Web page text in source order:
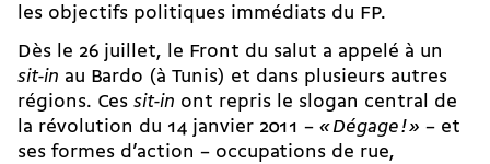
les objectifs politiques immédiats du FP.
Dès le 26 juillet, le Front du salut a appelé à un
sit-in au Bardo (à Tunis) et dans plusieurs autres
régions. Ces sit-in ont repris le slogan central de
la révolution du 14 janvier 2011 – «Dégage!» – et
ses formes d’action – occupations de rue,